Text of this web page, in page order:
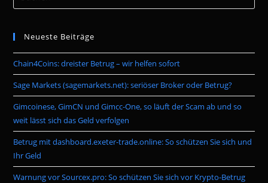
the
Neueste Beiträge
Chain4Coins: dreister Betrug – wir helfen sofort
Sage Markets (sagemarkets.net): seriöser Broker oder Betrug?
Gimcoinese, GimCN und Gimcc-One, so läuft der Scam ab und so
weit lässt sich das Geld verfolgen
Betrug mit dashboard.exeter-trade.online: So schützen Sie sich und
Ihr Geld
Warnung vor Sourcex.pro: So schützen Sie sich vor Krypto-Betrug